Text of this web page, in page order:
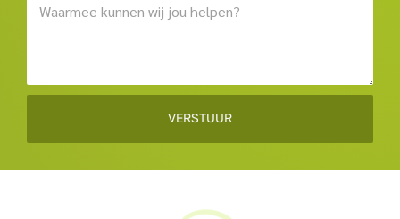
VERSTUUR